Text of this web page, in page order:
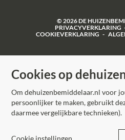
© 2026DE
PRIVACYVERKLARING
COOKIEVERKLARING
Cookies op
Om dehuizenbemiddelaar.nl voor
persoonlijker te maken, gebruikt
daarmee vergelijkbare technieken).
Cookie instellingen